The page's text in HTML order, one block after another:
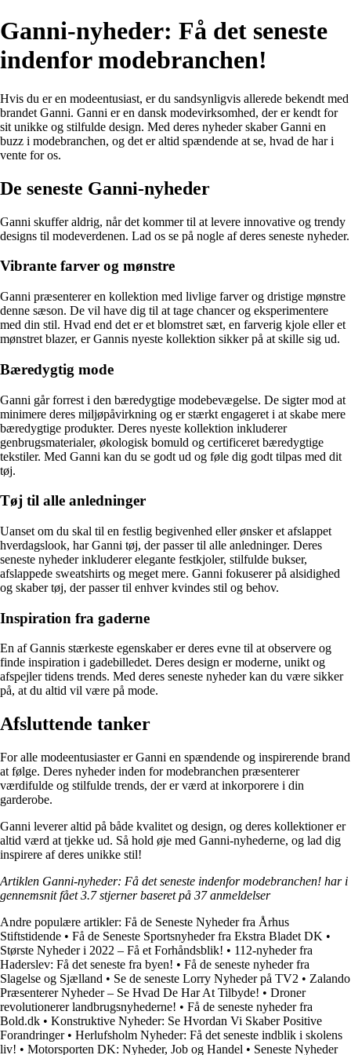
Ganni-nyheder: Få det seneste
indenfor modebranchen!
Hvis du er en modeentusiast, er du sandsynligvis allerede bekendt med
brandet Ganni. Ganni er en dansk modevirksomhed, der er kendt for
sit unikke og stilfulde design. Med deres nyheder skaber Ganni en
buzz i modebranchen, og det er altid spændende at se, hvad de har i
vente for os.
De seneste Ganni-nyheder
Ganni skuffer aldrig, når det kommer til at levere innovative og trendy
designs til modeverdenen. Lad os se på nogle af deres seneste nyheder.
Vibrante farver og mønstre
Ganni præsenterer en kollektion med livlige farver og dristige mønstre
denne sæson. De vil have dig til at tage chancer og eksperimentere
med din stil. Hvad end det er et blomstret sæt, en farverig kjole eller et
mønstret blazer, er Gannis nyeste kollektion sikker på at skille sig ud.
Bæredygtig mode
Ganni går forrest i den bæredygtige modebevægelse. De sigter mod at
minimere deres miljøpåvirkning og er stærkt engageret i at skabe mere
bæredygtige produkter. Deres nyeste kollektion inkluderer
genbrugsmaterialer, økologisk bomuld og certificeret bæredygtige
tekstiler. Med Ganni kan du se godt ud og føle dig godt tilpas med dit
tøj.
Tøj til alle anledninger
Uanset om du skal til en festlig begivenhed eller ønsker et afslappet
hverdagslook, har Ganni tøj, der passer til alle anledninger. Deres
seneste nyheder inkluderer elegante festkjoler, stilfulde bukser,
afslappede sweatshirts og meget mere. Ganni fokuserer på alsidighed
og skaber tøj, der passer til enhver kvindes stil og behov.
Inspiration fra gaderne
En af Gannis stærkeste egenskaber er deres evne til at observere og
finde inspiration i gadebilledet. Deres design er moderne, unikt og
afspejler tidens trends. Med deres seneste nyheder kan du være sikker
på, at du altid vil være på mode.
Afsluttende tanker
For alle modeentusiaster er Ganni en spændende og inspirerende brand
at følge. Deres nyheder inden for modebranchen præsenterer
værdifulde og stilfulde trends, der er værd at inkorporere i din
garderobe.
Ganni leverer altid på både kvalitet og design, og deres kollektioner er
altid værd at tjekke ud. Så hold øje med Ganni-nyhederne, og lad dig
inspirere af deres unikke stil!
Artiklen Ganni-nyheder: Få det seneste indenfor modebranchen! har i
gennemsnit fået3.7stjerner baseret på 37anmeldelser
Andre populære artikler: Få de Seneste Nyheder fra Århus
Stiftstidende • Få de Seneste Sportsnyheder fra Ekstra Bladet DK •
Største Nyheder i 2022 – Få et Forhåndsblik! • 112-nyheder fra
Haderslev: Få det seneste fra byen! • Få de seneste nyheder fra
Slagelse og Sjælland • Se de seneste Lorry Nyheder på TV2 • Zalando
Præsenterer Nyheder – Se Hvad De Har At Tilbyde! • Droner
revolutionerer landbrugsnyhederne! • Få de seneste nyheder fra
Bold.dk • Konstruktive Nyheder: Se Hvordan Vi Skaber Positive
Forandringer• Herlufsholm Nyheder: Få det seneste indblik i skolens
liv! • Motorsporten DK: Nyheder, Job og Handel • Seneste Nyheder